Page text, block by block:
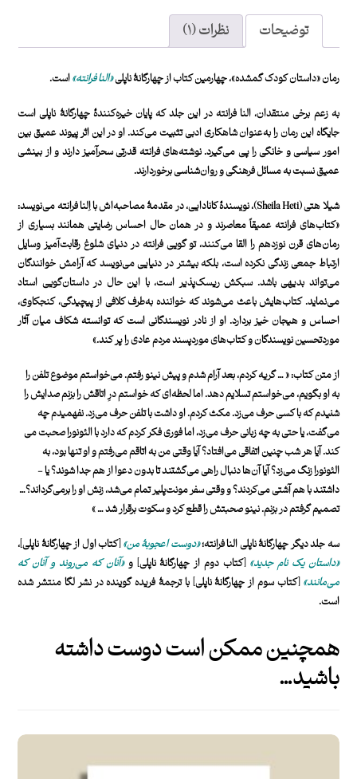
توضیحات نظرات (۱)
رمان «داستان کودک گمشده»، چهارمین کتاب از چهارگانۀ ناپلی«النا فرانته»است.
به زعم برخی منتقدان، النا فرانته در این جلد که پایان خیره‌کنندۀ چهارگانۀ ناپلی است
جایگاه این رمان را به‌عنوان شاهکاری ادبی تثبیت می‌کند. او در این اثر پیوند عمیق بین
امور سیاسی و خانگی را پی می‌گیرد. نوشته‌های فرانته قدرتی سحرآمیز دارند و از بینشی
عمیق نسبت به مسائل فرهنگی و روان‌شناسی برخوردارند.
شیلا هتی (Sheila Heti)، نویسندۀ کانادایی، در مقدمۀ مصاحبه‌اش با اِلنا فرانته می‌نویسد:
«کتاب‌های فرانته عمیقاً معاصرند و در همان حال احساس رضایتی همانند بسیاری از
رمان‌های قرن نوزدهم را القا می‌­کنند، تو گویی فرانته در دنیای شلوغ رقابت‌آمیز وسایل
ارتباط جمعی زندگی نکرده است، بلکه بیشتر در دنیایی می­‌نویسد که آرامش خوانندگان
می‌­تواند بدیهی باشد. سبکش ریسک‌پذیر است، با این حال در داستان‌گویی استاد
می‌نماید. کتاب‌هایش باعث می­‌شوند که خواننده به‌‌طرف کلافی از پیچیدگی، کنجکاوی،
احساس و هیجان خیز بردارد. او از نادر نویسندگانی است که توانسته شکاف میان آثار
موردتحسین نویسندگان و کتاب‌های موردپسند مردم عادی را پر کند.»
از متن کتاب: « … گریه کردم، بعد آرام شدم و پیش نینو رفتم. می­‌خواستم موضوع تلفن را
به او بگویم، می­‌خواستم تسلایم دهد. اما لحظه‌ای که خواستم درِ اتاقش را بزنم صدایش را
شنیدم که با کسی حرف می‌­زد. مکث کردم. او داشت با تلفن حرف می‌­زد. نفهمیدم چه
می‌­گفت، یا حتی به چه زبانی حرف می­‌زد، اما فوری فکر کردم که دارد با الئونورا صحبت می­‌
کند. آیا هر شب چنین اتفاقی می­‌افتاد؟ آیا وقتی من به اتاقم می­‌رفتم و او تنها بود، به
الئونورا زنگ می‌­زد؟ آیا آن‌ها دنبال راهی می­‌گشتند تا بدون دعوا از هم جدا شوند؟ یا ­
داشتند با هم آشتی می­‌کردند؟ و وقتی سفر مونت‌پلیر تمام می­‌شد، زنش او را برمی­‌گرداند؟…
تصمیم گرفتم در بزنم. نینو صحبتش را قطع کرد و سکوت برقرار شد … »
سه جلد دیگر چهارگانۀ ناپلی النا فرانته؛‌«دوست اعجوبۀ من»[کتاب اول از چهارگانۀ ناپلی]‌،
«داستان یک نام جدید» [کتاب دوم از چهارگانۀ ناپلی] و«آنان که می‌روند و آنان که
می‌مانند» [کتاب سوم از چهارگانۀ ناپلی] با ترجمۀ فریده گوینده در نشر لگا منتشر شده
است.
همچنین ممکن است دوست داشته
باشید…